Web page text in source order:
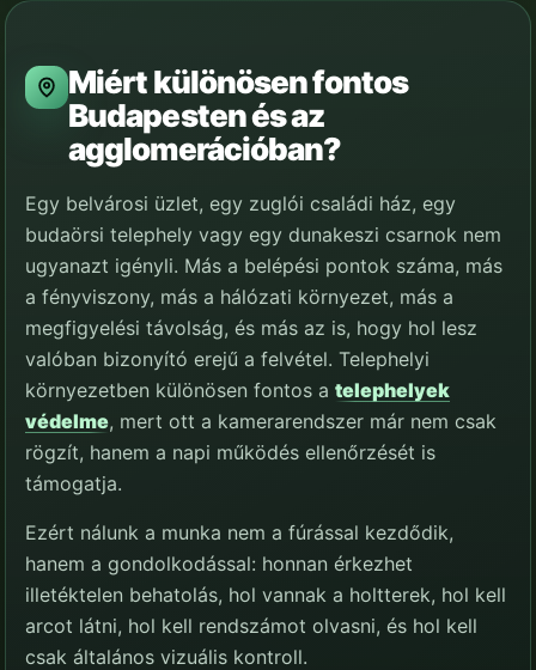
Miért különösen fontos
Budapesten és az
agglomerációban?
Egy belvárosi üzlet, egy zuglói családi ház, egy
budaörsi telephely vagy egy dunakeszi csarnok nem
ugyanazt igényli. Más a belépési pontok száma, más
a fényviszony, más a hálózati környezet, más a
megfigyelési távolság, és más az is, hogy hol lesz
valóban bizonyító erejű a felvétel. Telephelyi
környezetben különösen fontos a telephelyek
védelme, mert ott a kamerarendszer már nem csak
rögzít, hanem a napi működés ellenőrzését is
támogatja.
Ezért nálunk a munka nem a fúrással kezdődik,
hanem a gondolkodással: honnan érkezhet
illetéktelen behatolás, hol vannak a holtterek, hol kell
arcot látni, hol kell rendszámot olvasni, és hol kell
csak általános vizuális kontroll.